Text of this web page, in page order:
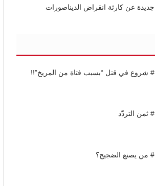
جديدة عن كارثة انقراض الديناصورات
# شروع في قتل “بسبب فتاة من المريخ”!!
# ثمن التردّد
# من يصنع الضجيج؟